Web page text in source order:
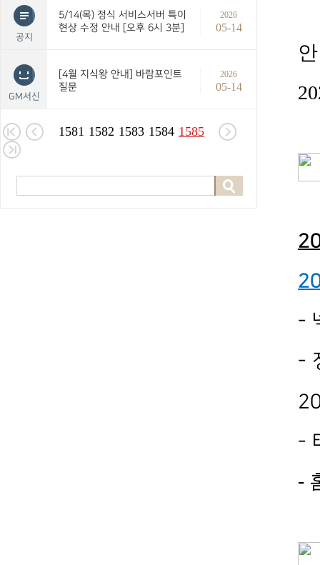
공지
5/14(목) 정식 서비스서버 특이
현상 수정 안내 [오후 6시 3분]
2026
05-14
GM서신
[4월 지식왕 안내] 바람포인트
질문
2026
05-14
1581 1582 1583 1584 1585
-
-
-
-